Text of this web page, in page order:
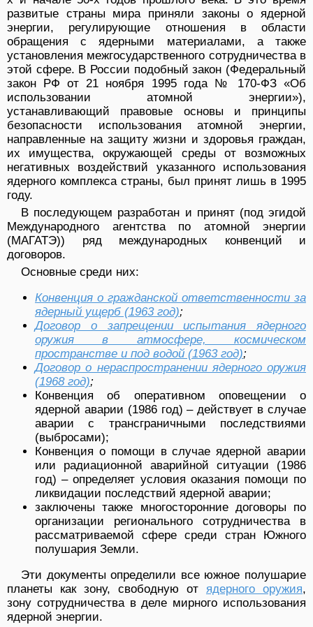
развитые страны мира приняли законы о ядерной
энергии, регулирующие отношения в области
обращения с ядерными материалами, а также
установления межгосударственного сотрудничества в
этой сфере. В России подобный закон (Федеральный
закон РФ от 21 ноября 1995 года № 170-ФЗ «Об
использовании атомной энергии»),
устанавливающий правовые основы и принципы
безопасности использования атомной энергии,
направленные на защиту жизни и здоровья граждан,
их имущества, окружающей среды от возможных
негативных воздействий указанного использования
ядерного комплекса страны, был принят лишь в 1995
году.
В последующем разработан и принят (под эгидой
Международного агентства по атомной энергии
(МАГАТЭ)) ряд международных конвенций и
договоров.
Основные среди них:
Конвенция о гражданской ответственности за
ядерный ущерб (1963 год);
Договор о запрещении испытания ядерного
оружия в атмосфере, космическом
пространстве и под водой (1963 год);
Договор о нераспространении ядерного оружия
(1968 год);
Конвенция об оперативном оповещении о
ядерной аварии (1986 год) – действует в случае
аварии с трансграничными последствиями
(выбросами);
Конвенция о помощи в случае ядерной аварии
или радиационной аварийной ситуации (1986
год) – определяет условия оказания помощи по
ликвидации последствий ядерной аварии;
заключены также многосторонние договоры по
организации регионального сотрудничества в
рассматриваемой сфере среди стран Южного
полушария Земли.
Эти документы определили все южное полушарие
планеты как зону, свободную от ядерного оружия,
зону сотрудничества в деле мирного использования
ядерной энергии.